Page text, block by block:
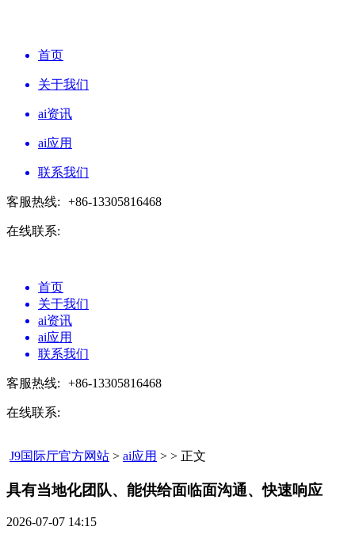
首页
关于我们
ai资讯
ai应用
联系我们
客服热线: +86-13305816468
在线联系:
首页
关于我们
ai资讯
ai应用
联系我们
客服热线: +86-13305816468
在线联系:
J9国际厅官方网站 > ai应用 > > 正文
具有当地化团队、能供给面临面沟通、快速响应​
2026-07-07 14:15